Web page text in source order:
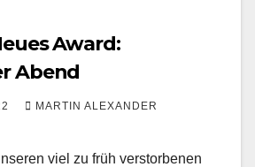
Award:
Abend
MARTIN ALEXANDER
viel zu früh verstorbenen